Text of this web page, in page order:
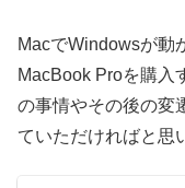
MacでWindowsが動
MacBook Proを購入
の事情やその後の変
ていただければと思